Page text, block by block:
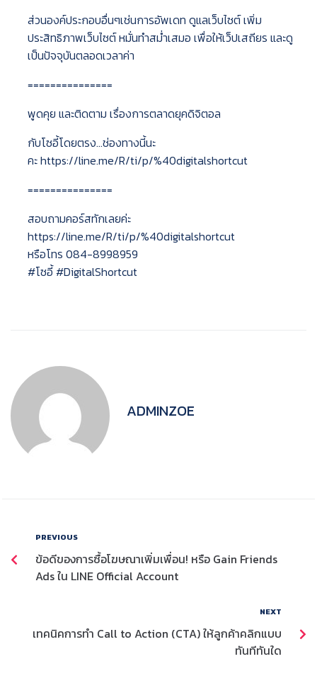
ส่วนองค์ประกอบอื่นๆเช่นการอัพเดท ดูแลเว็บไซต์ เพิ่ม
ประสิทธิภาพเว็บไซต์ หมั่นทำสม่ำเสมอ เพื่อให้เว็ปเสถียร และดู
เป็นปัจจุบันตลอดเวลาค่า
===============
พูดคุย และติดตาม เรื่องการตลาดยุคดิจิตอล
กับโซอี้โดยตรง…ช่องทางนี้นะ
คะ https://line.me/R/ti/p/%40digitalshortcut
===============
สอบถามคอร์สทักเลยค่ะ
https://line.me/R/ti/p/%40digitalshortcut
หรือโทร 084-8998959
#โซอี้#DigitalShortcut
ADMINZOE
PREVIOUS
ข้อดีของการซื้อโฆษณาเพิ่มเพื่อน! หรือ Gain Friends
Ads ใน LINE Official Account
NEXT
เทคนิคการทำ Call to Action (CTA) ให้ลูกค้าคลิกแบบ
ทันทีทันใด